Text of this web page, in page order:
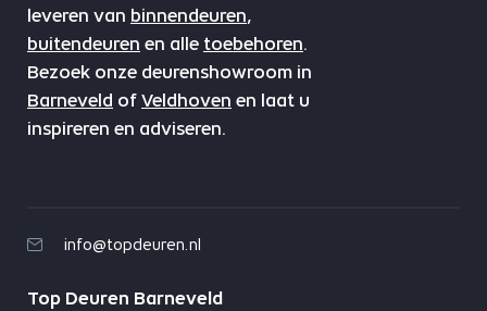
leveren van binnendeuren,
buitendeuren en alle toebehoren.
Bezoek onze deurenshowroom in
Barneveld of Veldhoven en laat u
inspireren en adviseren.
info@topdeuren.nl
Top Deuren Barneveld